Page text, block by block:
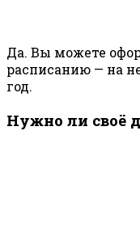
Да. Вы можете
расписанию — на
год.
Нужно ли своё